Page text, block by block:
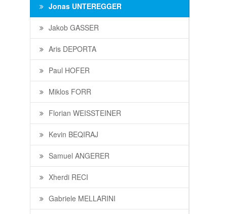
Jonas UNTEREGGER
Jakob GASSER
Aris DEPORTA
Paul HOFER
Miklos FORR
Florian WEISSTEINER
Kevin BEQIRAJ
Samuel ANGERER
Xherdi RECI
Gabriele MELLARINI